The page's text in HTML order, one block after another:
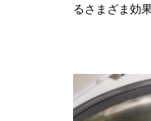
るさまざま効